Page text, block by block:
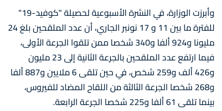
وأبرزت الوزارة، في النشرة الأسبوعية لحصيلة "كوفيد-19"
للفترة ما بين 11 و 17 نونبر الجاري، أن عدد الملقحين بلغ 24
مليونا و924 ألفا و340 شخصا ممن تلقوا الجرعة الأولى،
فيما ارتفع عدد الملقحين بالجرعة الثانية إلى 23 مليون
و426 ألف و259 شخص، في حين تلقى 6 ملايين و887 ألفا
و268 شخصا الجرعة الثالثة من اللقاح المضاد للفيروس،
بينما تلقى 61 ألفا و225 شخصا الجرعة الرابعة.